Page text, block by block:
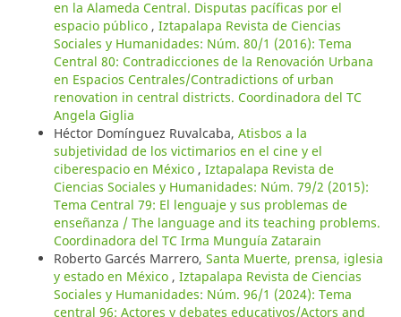
en la Alameda Central. Disputas pacíficas por el
espacio público , Iztapalapa Revista de Ciencias
Sociales y Humanidades: Núm. 80/1 (2016): Tema
Central 80: Contradicciones de la Renovación Urbana
en Espacios Centrales/Contradictions of urban
renovation in central districts. Coordinadora del TC
Angela Giglia
Héctor Domínguez Ruvalcaba, Atisbos a la
subjetividad de los victimarios en el cine y el
ciberespacio en México , Iztapalapa Revista de
Ciencias Sociales y Humanidades: Núm. 79/2 (2015):
Tema Central 79: El lenguaje y sus problemas de
enseñanza / The language and its teaching problems.
Coordinadora del TC Irma Munguía Zatarain
Roberto Garcés Marrero, Santa Muerte, prensa, iglesia
y estado en México , Iztapalapa Revista de Ciencias
Sociales y Humanidades: Núm. 96/1 (2024): Tema
central 96: Actores y debates educativos/Actors and